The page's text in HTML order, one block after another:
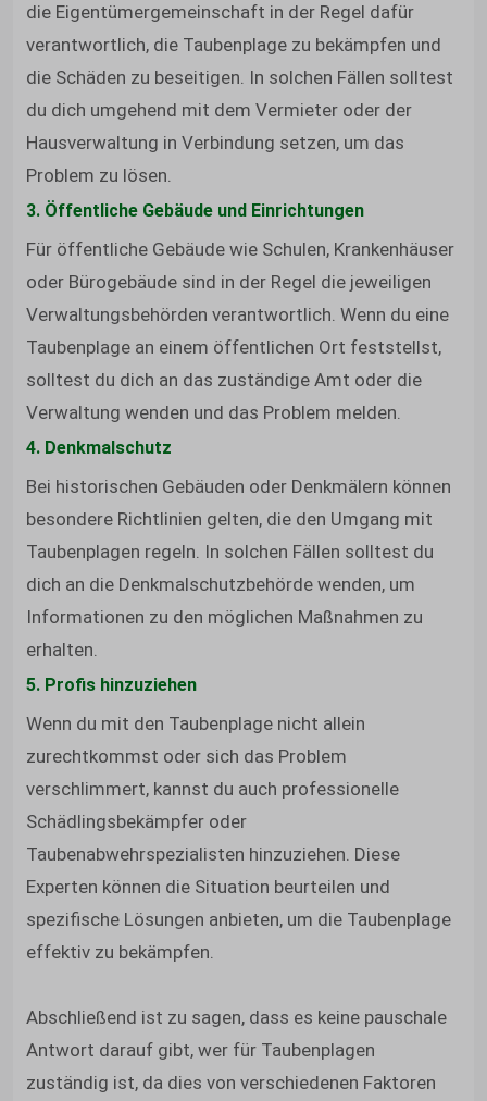
die Eigentümergemeinschaft in der Regel dafür
verantwortlich, die Taubenplage zu bekämpfen und
die Schäden zu beseitigen. In solchen Fällen solltest
du dich umgehend mit dem Vermieter oder der
Hausverwaltung in Verbindung setzen, um das
Problem zu lösen.
3. Öffentliche Gebäude und Einrichtungen
Für öffentliche Gebäude wie Schulen, Krankenhäuser
oder Bürogebäude sind in der Regel die jeweiligen
Verwaltungsbehörden verantwortlich. Wenn du eine
Taubenplage an einem öffentlichen Ort feststellst,
solltest du dich an das zuständige Amt oder die
Verwaltung wenden und das Problem melden.
4. Denkmalschutz
Bei historischen Gebäuden oder Denkmälern können
besondere Richtlinien gelten, die den Umgang mit
Taubenplagen regeln. In solchen Fällen solltest du
dich an die Denkmalschutzbehörde wenden, um
Informationen zu den möglichen Maßnahmen zu
erhalten.
5. Profis hinzuziehen
Wenn du mit den Taubenplage nicht allein
zurechtkommst oder sich das Problem
verschlimmert, kannst du auch professionelle
Schädlingsbekämpfer oder
Taubenabwehrspezialisten hinzuziehen. Diese
Experten können die Situation beurteilen und
spezifische Lösungen anbieten, um die Taubenplage
effektiv zu bekämpfen.
Abschließend ist zu sagen, dass es keine pauschale
Antwort darauf gibt, wer für Taubenplagen
zuständig ist, da dies von verschiedenen Faktoren